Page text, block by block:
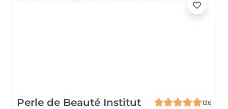
Perle de Beauté Institut
136